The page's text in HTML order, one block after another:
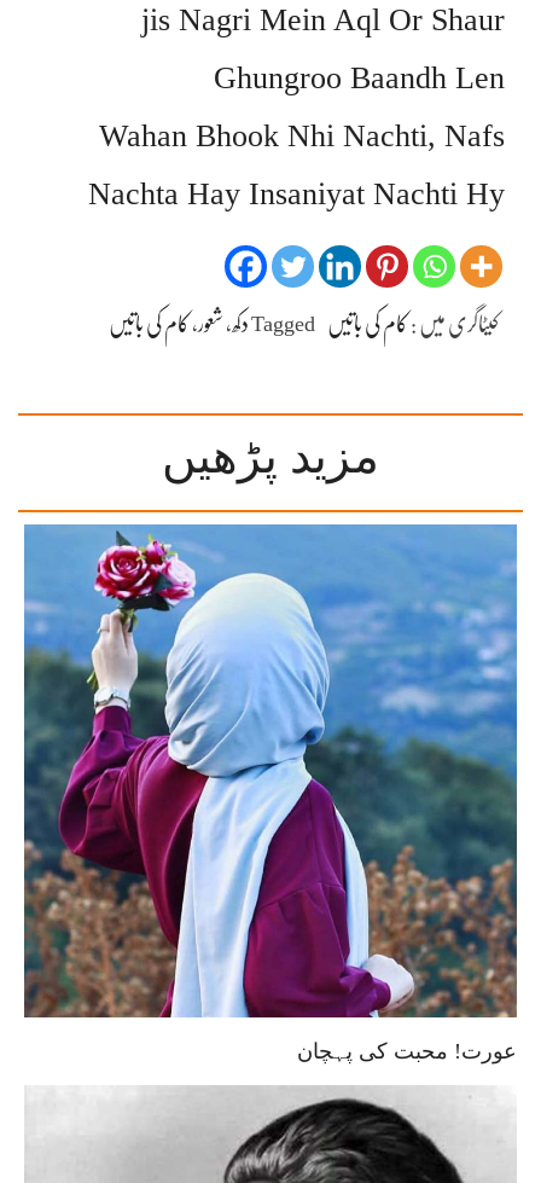
jis Nagri Mein Aql Or Shaur
Ghungroo Baandh Len
Wahan Bhook Nhi Nachti, Nafs
Nachta Hay Insaniyat Nachti Hy
کیٹاگری میں : کام کی باتیں Taggedدکھ، شعور ، کام کی باتیں
مزید پڑھیں
عورت! محبت کی پہچان